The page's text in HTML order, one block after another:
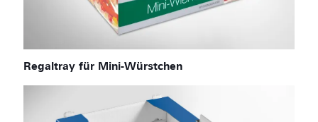
Regaltray für Mini-Würstchen